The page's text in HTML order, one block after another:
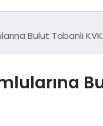
Bulut Tabanlı